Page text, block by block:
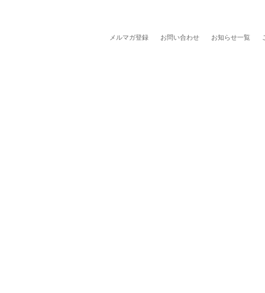
メルマガ登録 お問い合わせ お知らせ一覧